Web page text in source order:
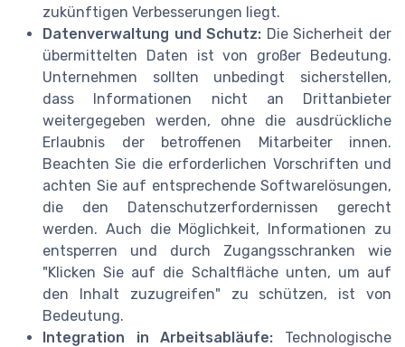
zukünftigen Verbesserungen liegt.
Datenverwaltung und Schutz: Die Sicherheit der
übermittelten Daten ist von großer Bedeutung.
Unternehmen sollten unbedingt sicherstellen,
dass Informationen nicht an Drittanbieter
weitergegeben werden, ohne die ausdrückliche
Erlaubnis der betroffenen Mitarbeiter innen.
Beachten Sie die erforderlichen Vorschriften und
achten Sie auf entsprechende Softwarelösungen,
die den Datenschutzerfordernissen gerecht
werden. Auch die Möglichkeit, Informationen zu
entsperren und durch Zugangsschranken wie
"Klicken Sie auf die Schaltfläche unten, um auf
den Inhalt zuzugreifen" zu schützen, ist von
Bedeutung.
Integration in Arbeitsabläufe: Technologische